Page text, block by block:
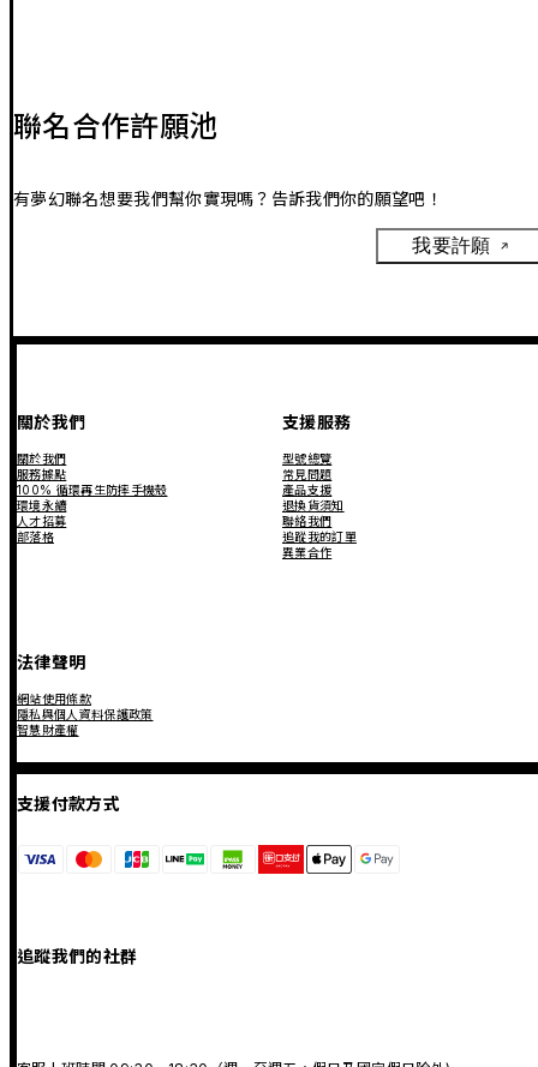
聯名合作許願池
有夢幻聯名想要我們幫你實現嗎？告訴我們你的願望吧！
我要許願
關於我們
關於我們
服務據點
100% 循環再生防摔手機殼
環境永續
人才招募
部落格
支援服務
型號總覽
常見問題
產品支援
退換貨須知
聯絡我們
追蹤我的訂單
異業合作
法律聲明
網站使用條款
隱私與個人資料保護政策
智慧財產權
支援付款方式
追蹤我們的社群